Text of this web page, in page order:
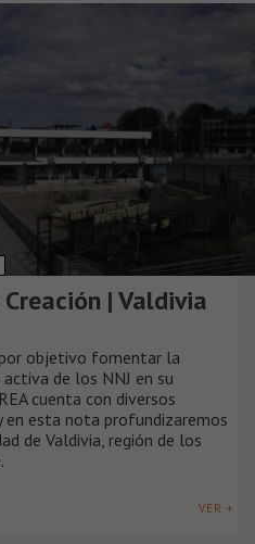
Creación | Valdivia
por objetivo fomentar la
de los NNJ en su
cuenta con diversos
en esta nota profundizaremos
de Valdivia, región de los
VER +